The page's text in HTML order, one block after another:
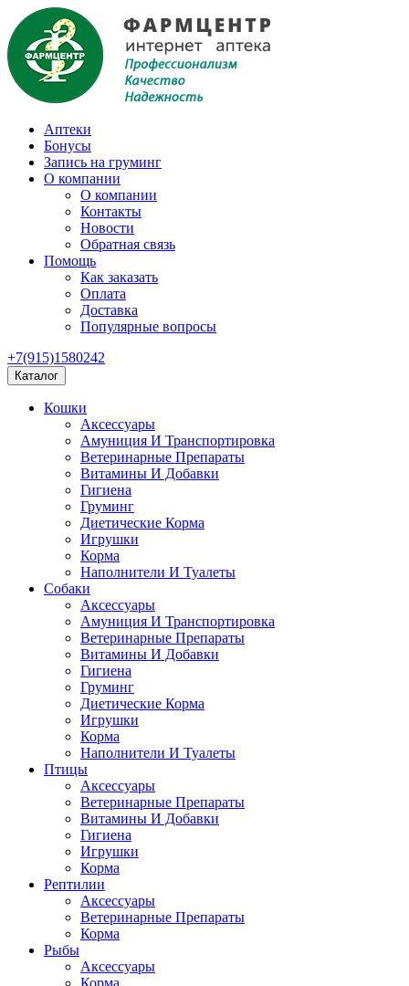
Аптеки
Бонусы
Запись на груминг
О компании
О компании
Контакты
Новости
Обратная связь
Помощь
Как заказать
Оплата
Доставка
Популярные вопросы
+7(915)1580242
Каталог
Кошки
Аксессуары
Амуниция И Транспортировка
Ветеринарные Препараты
Витамины И Добавки
Гигиена
Груминг
Диетические Корма
Игрушки
Корма
Наполнители И Туалеты
Собаки
Аксессуары
Амуниция И Транспортировка
Ветеринарные Препараты
Витамины И Добавки
Гигиена
Груминг
Диетические Корма
Игрушки
Корма
Наполнители И Туалеты
Птицы
Аксессуары
Ветеринарные Препараты
Витамины И Добавки
Гигиена
Игрушки
Корма
Рептилии
Аксессуары
Ветеринарные Препараты
Корма
Рыбы
Аксессуары
Корма